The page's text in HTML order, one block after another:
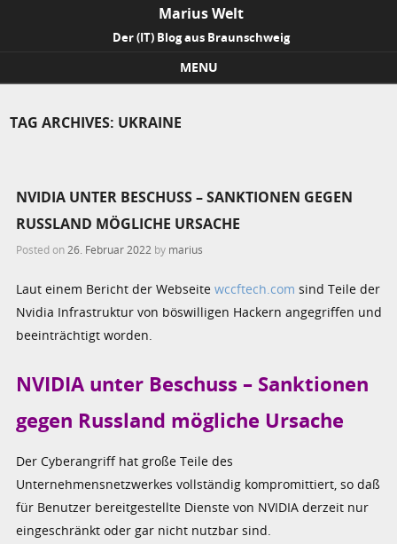
Marius Welt
Der (IT) Blog aus Braunschweig
MENU
TAG ARCHIVES: UKRAINE
NVIDIA UNTER BESCHUSS – SANKTIONEN GEGEN
RUSSLAND MÖGLICHE URSACHE
Posted on 26. Februar 2022 by marius
Laut einem Bericht der Webseitewccftech.com sind Teile der
Nvidia Infrastruktur von böswilligen Hackern angegriffen und
beeinträchtigt worden.
NVIDIA unter Beschuss – Sanktionen
gegen Russland mögliche Ursache
Der Cyberangriff hat große Teile des
Unternehmensnetzwerkes vollständig kompromittiert, so daß
für Benutzer bereitgestellte Dienste von NVIDIA derzeit nur
eingeschränkt oder gar nicht nutzbar sind.